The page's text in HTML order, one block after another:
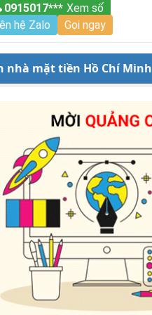
0915017*** Xem số
hệ Zalo
Gọi ngay
nhà mặt tiền Hồ Chí Minh